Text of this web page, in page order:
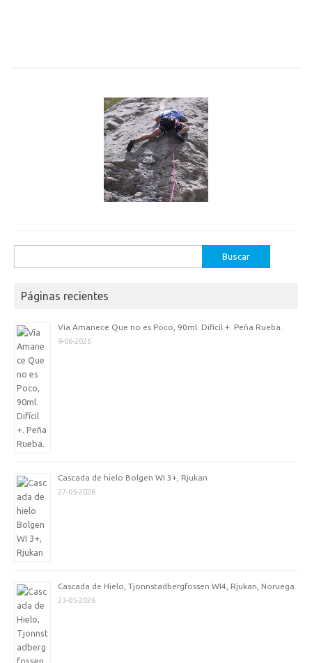
Páginas recientes
Vía Amanece Que no es Poco, 90ml. Difícil +. Peña Rueba.
9-06-2026
Cascada de hielo Bolgen WI 3+, Rjukan
27-05-2026
Cascada de Hielo, Tjonnstadbergfossen WI4, Rjukan, Noruega.
23-05-2026